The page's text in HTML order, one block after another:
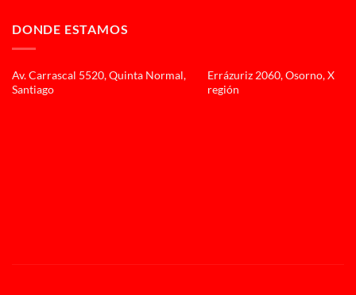
DONDE ESTAMOS
Av. Carrascal 5520, Quinta Normal,
Santiago
Errázuriz 2060, Osorno, X
región